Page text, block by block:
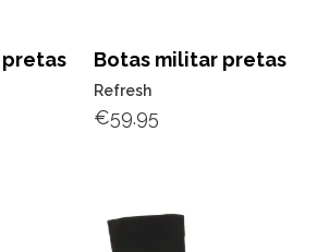
Botas militar pretas
Refresh
€59.95